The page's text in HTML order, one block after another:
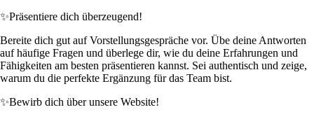
✨Präsentiere dich überzeugend!
Bereite dich gut auf Vorstellungsgespräche vor. Übe deine Antworten
auf häufige Fragen und überlege dir, wie du deine Erfahrungen und
Fähigkeiten am besten präsentieren kannst. Sei authentisch und zeige,
warum du die perfekte Ergänzung für das Team bist.
✨Bewirb dich über unsere Website!